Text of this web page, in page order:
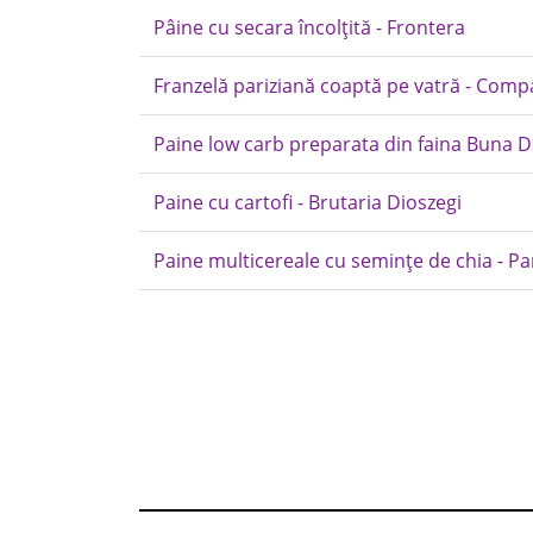
Pâine cu secara încolțită - Frontera
Franzelă pariziană coaptă pe vatră -
Paine low carb preparata din faina Buna
Paine cu cartofi - Brutaria Dioszegi
Paine multicereale cu semințe de chia -